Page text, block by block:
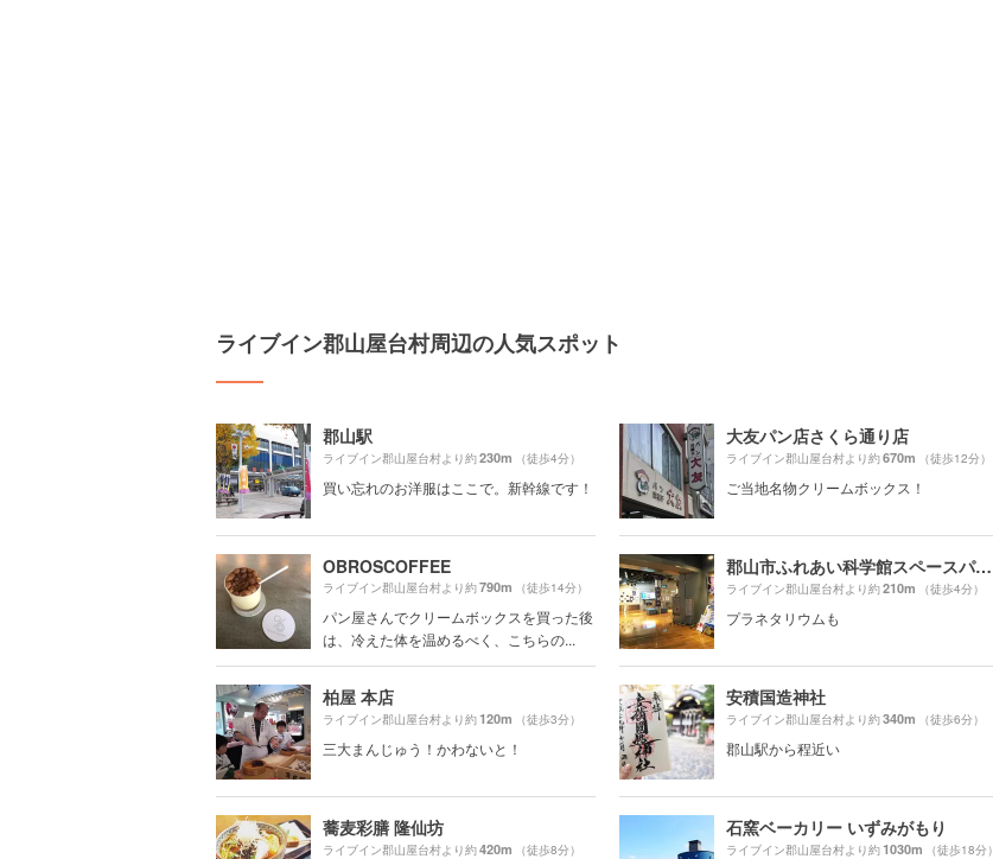
ライブイン郡山屋台村周辺の人気スポット
郡山駅
ライブイン郡山屋台村より約230m （徒歩4分）
買い忘れのお洋服はここで。新幹線です！
大友パン店さくら通り店
ライブイン郡山屋台村より約670m （徒歩12分）
ご当地名物クリームボックス！
OBROSCOFFEE
ライブイン郡山屋台村より約790m （徒歩14分）
パン屋さんでクリームボックスを買った後
は、冷えた体を温めるべく、こちらの...
郡山市ふれあい科学館スペースパーク
ライブイン郡山屋台村より約210m （徒歩4分）
プラネタリウムも
柏屋 本店
ライブイン郡山屋台村より約120m （徒歩3分）
三大まんじゅう！かわないと！
安積国造神社
ライブイン郡山屋台村より約340m （徒歩6分）
郡山駅から程近い
蕎麦彩膳 隆仙坊
ライブイン郡山屋台村より約420m （徒歩8分）
石窯ベーカリー いずみがもり
ライブイン郡山屋台村より約1030m （徒歩18分）